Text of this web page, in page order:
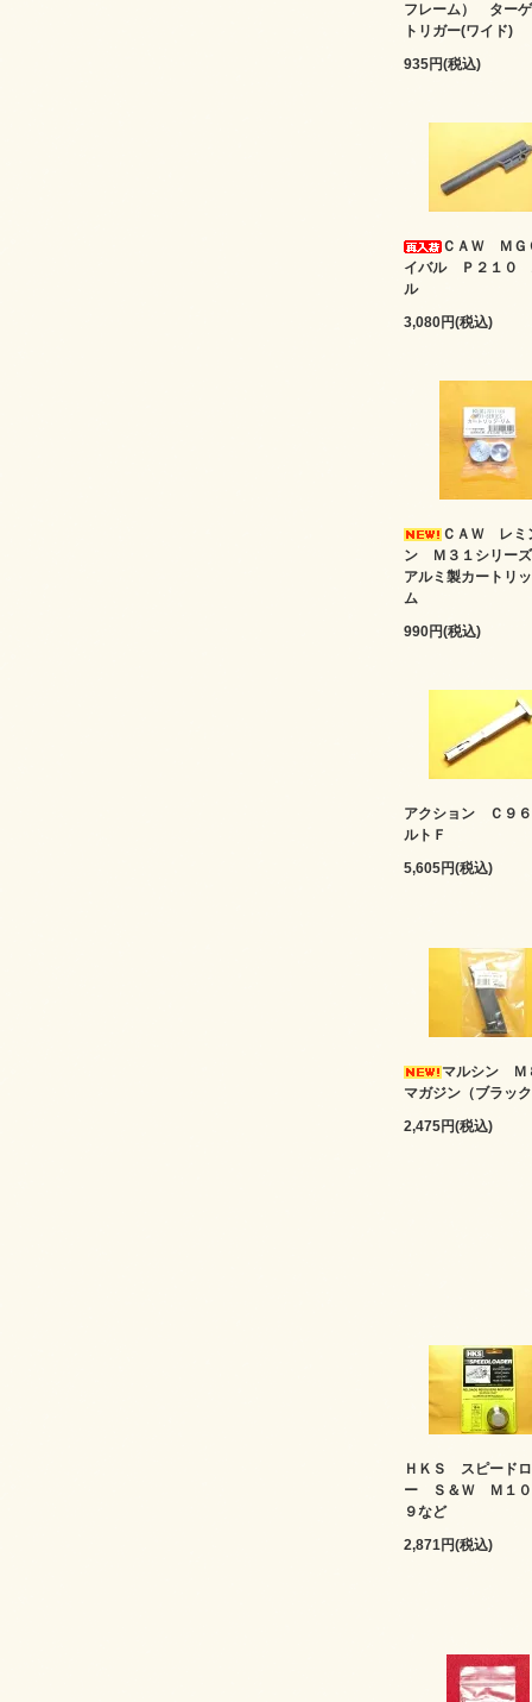
フレーム） ター
トリガー(ワイド)
935円(税込)
ＣＡＷ ＭＧ
イバル Ｐ２１０
ル
3,080円(税込)
ＣＡＷ レミ
ン Ｍ３１シリ
アルミ製カートリ
ム
990円(税込)
アクション Ｃ９
ルトＦ
5,605円(税込)
マルシン
マガジン（ブラッ
2,475円(税込)
ＨＫＳ スピード
ー Ｓ＆Ｗ Ｍ１０
９など
2,871円(税込)